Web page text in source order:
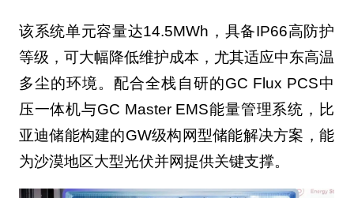
该系统单元容量达14.5MWh，具备IP66高防护
等级，可大幅降低维护成本，尤其适应中东高温
多尘的环境。配合全栈自研的GC Flux PCS中
压一体机与GC Master EMS能量管理系统，比
亚迪储能构建的GW级构网型储能解决方案，能
为沙漠地区大型光伏并网提供关键支撑。